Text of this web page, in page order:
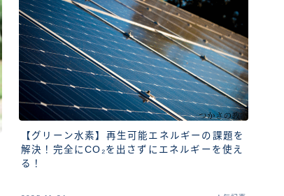
【グリーン水素】再生可能エネルギーの課題を
解決！完全にCO₂を出さずにエネルギーを使え
る！